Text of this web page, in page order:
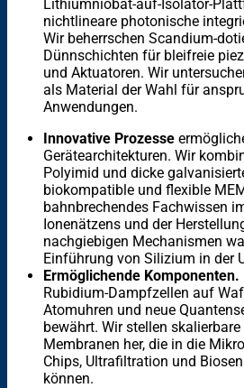
Lithiumniobat-auf-Isolator-
nichtlineare photonische
Wir beherrschen Scandium-
Dünnschichten für bleifreie
und Aktuatoren. Wir
als Material der Wahl für
Anwendungen.
Innovative Prozesse
Gerätearchitekturen. Wir
Polyimid und dicke
biokompatible und flexible
bahnbrechendes Fachwissen
Ionenätzens und der
nachgiebigen Mechanismen
Einführung von Silizium in der
Ermöglichende Komponenten.
Rubidium-Dampfzellen auf
Atomuhren und neue
bewährt. Wir stellen
Membranen her, die in die
Chips, Ultrafiltration und
können.